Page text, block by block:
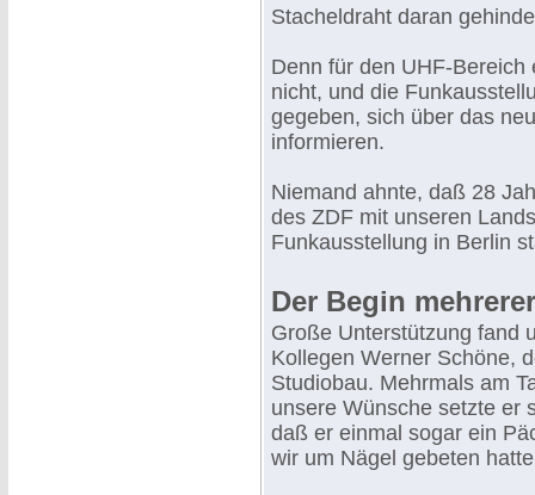
Stacheldraht daran
Denn für den UHF-
nicht, und die
gegeben, sich über das
informieren.
Niemand ahnte, daß 28
des ZDF mit unseren
Funkausstellung in Berlin
Der Begin
Große Unterstützung fand
Kollegen Werner Schöne,
Studiobau. Mehrmals am
unsere Wünsche setzte er
daß er einmal sogar ein
wir um Nägel gebeten